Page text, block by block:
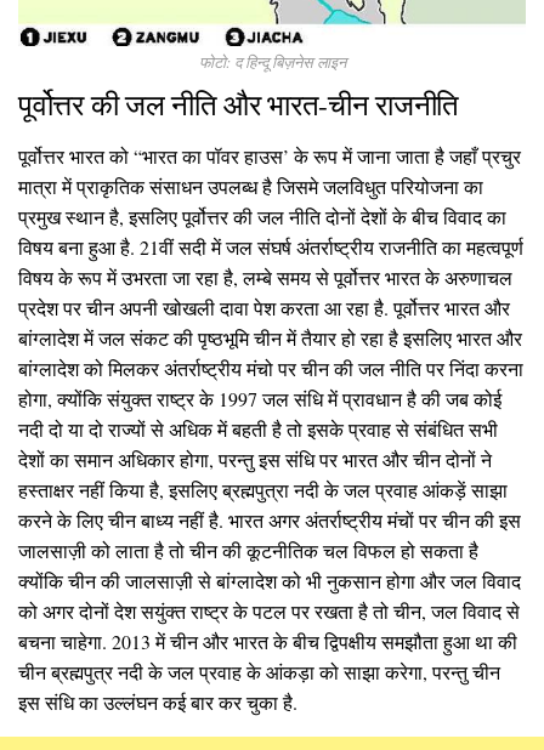
फोटो: द हिन्दू बिज़नेस लाइन
पूर्वोत्तर की जल नीति और भारत-चीन राजनीति
पूर्वोत्तर भारत को “भारत का पॉवर हाउस’ के रूप में जाना जाता है जहाँ प्रचुर
मात्रा में प्राकृतिक संसाधन उपलब्ध है जिसमे जलविधुत परियोजना का
प्रमुख स्थान है, इसलिए पूर्वोत्तर की जल नीति दोनों देशों के बीच विवाद का
विषय बना हुआ है. 21वीं सदी में जल संघर्ष अंतर्राष्ट्रीय राजनीति का महत्वपूर्ण
विषय के रूप में उभरता जा रहा है, लम्बे समय से पूर्वोत्तर भारत के अरुणाचल
प्रदेश पर चीन अपनी खोखली दावा पेश करता आ रहा है. पूर्वोत्तर भारत और
बांग्लादेश में जल संकट की पृष्ठभूमि चीन में तैयार हो रहा है इसलिए भारत और
बांग्लादेश को मिलकर अंतर्राष्ट्रीय मंचो पर चीन की जल नीति पर निंदा करना
होगा, क्योंकि संयुक्त राष्ट्र के 1997 जल संधि में प्रावधान है की जब कोई
नदी दो या दो राज्यों से अधिक में बहती है तो इसके प्रवाह से संबंधित सभी
देशों का समान अधिकार होगा, परन्तु इस संधि पर भारत और चीन दोनों ने
हस्ताक्षर नहीं किया है, इसलिए ब्रह्मपुत्रा नदी के जल प्रवाह आंकड़ें साझा
करने के लिए चीन बाध्य नहीं है. भारत अगर अंतर्राष्ट्रीय मंचों पर चीन की इस
जालसाज़ी को लाता है तो चीन की कूटनीतिक चल विफल हो सकता है
क्योंकि चीन की जालसाज़ी से बांग्लादेश को भी नुकसान होगा और जल विवाद
को अगर दोनों देश सयुंक्त राष्ट्र के पटल पर रखता है तो चीन, जल विवाद से
बचना चाहेगा. 2013 में चीन और भारत के बीच द्विपक्षीय समझौता हुआ था की
चीन ब्रह्मपुत्र नदी के जल प्रवाह के आंकड़ा को साझा करेगा, परन्तु चीन
इस संधि का उल्लंघन कई बार कर चुका है.